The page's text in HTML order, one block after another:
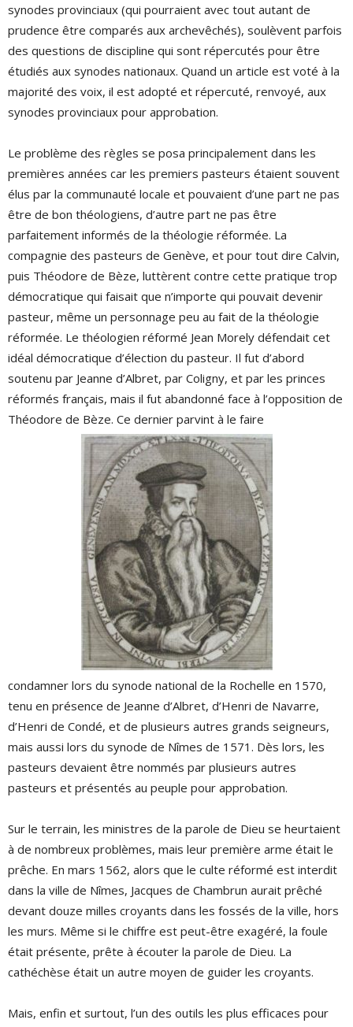
synodes provinciaux (qui pourraient avec tout autant de
prudence être comparés aux archevêchés), soulèvent parfois
des questions de discipline qui sont répercutés pour être
étudiés aux synodes nationaux. Quand un article est voté à la
majorité des voix, il est adopté et répercuté, renvoyé, aux
synodes provinciaux pour approbation.
Le problème des règles se posa principalement dans les
premières années car les premiers pasteurs étaient souvent
élus par la communauté locale et pouvaient d’une part ne pas
être de bon théologiens, d’autre part ne pas être
parfaitement informés de la théologie réformée. La
compagnie des pasteurs de Genève, et pour tout dire Calvin,
puis Théodore de Bèze, luttèrent contre cette pratique trop
démocratique qui faisait que n’importe qui pouvait devenir
pasteur, même un personnage peu au fait de la théologie
réformée. Le théologien réformé Jean Morely défendait cet
idéal démocratique d’élection du pasteur. Il fut d’abord
soutenu par Jeanne d’Albret, par Coligny, et par les princes
réformés français, mais il fut abandonné face à l’opposition de
Théodore de Bèze. Ce dernier parvint à le faire
condamner lors du synode national de la Rochelle en 1570,
tenu en présence de Jeanne d’Albret, d’Henri de Navarre,
d’Henri de Condé, et de plusieurs autres grands seigneurs,
mais aussi lors du synode de Nîmes de 1571. Dès lors, les
pasteurs devaient être nommés par plusieurs autres
pasteurs et présentés au peuple pour approbation.
Sur le terrain, les ministres de la parole de Dieu se heurtaient
à de nombreux problèmes, mais leur première arme était le
prêche. En mars 1562, alors que le culte réformé est interdit
dans la ville de Nîmes, Jacques de Chambrun aurait prêché
devant douze milles croyants dans les fossés de la ville, hors
les murs. Même si le chiffre est peut-être exagéré, la foule
était présente, prête à écouter la parole de Dieu. La
cathéchèse était un autre moyen de guider les croyants.
Mais, enfin et surtout, l’un des outils les plus efficaces pour